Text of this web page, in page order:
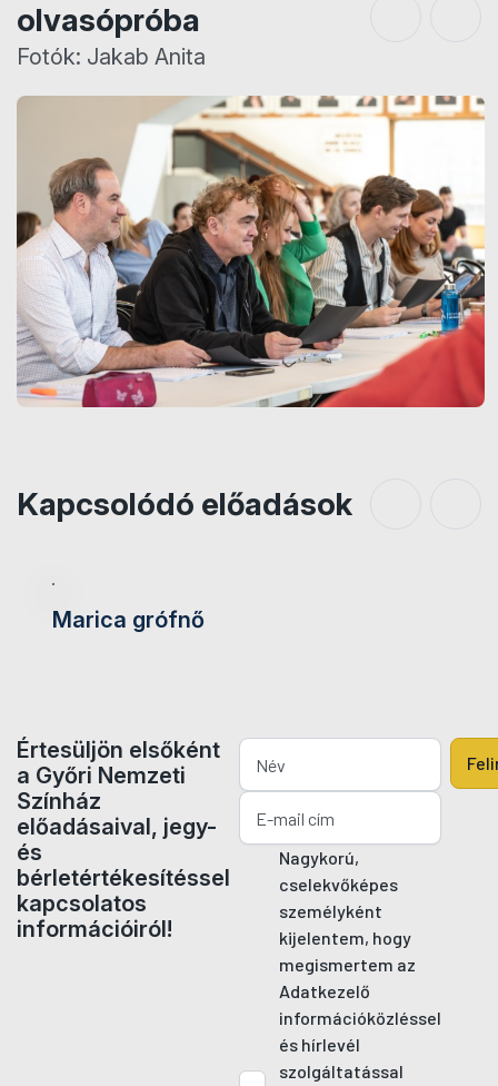
olvasópróba
Fotók: Jakab Anita
Kapcsolódó előadások
Marica grófnő
Értesüljön elsőként
a Győri Nemzeti
Színház
előadásaival, jegy-
és
bérletértékesítéssel
kapcsolatos
információiról!
Nagykorú,
cselekvőképes
személyként
kijelentem, hogy
megismertem az
Adatkezelő
információközléssel
és hírlevél
szolgáltatással